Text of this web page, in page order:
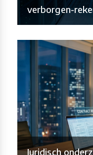
verborgen-
Juridisch